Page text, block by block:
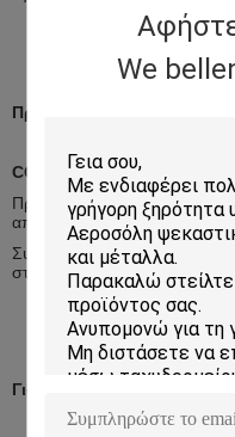
We
Προσαρμογή
COem και ODM
Προϊόν: μπορούμε να
από το comfirmation του
Συσκευασία: μπορούμε να
στο ζητούμενο μέγεθός σας.
Γιατί μας επιλέξτε